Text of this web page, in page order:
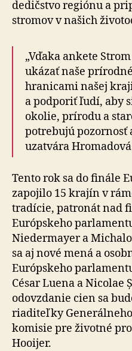
dedičstvo regiónu a
stromov v našich
„Vďaka ankete
ukázať naše
hranicami našej
a podporiť ľudí, aby
okolie, prírodu a
potrebujú pozornosť
uzatvára
Tento rok sa do finále
zapojilo 15 krajín v
tradície, patronát nad
Európskeho
Niedermayer a
sa aj nové mená a
Európskeho
César Luena a Nicolae
odovzdanie cien sa
riaditeľky
komisie pre životné
Hooijer.